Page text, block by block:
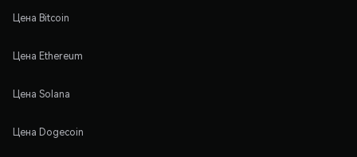
Цена Bitcoin
Цена Ethereum
Цена Solana
Цена Dogecoin